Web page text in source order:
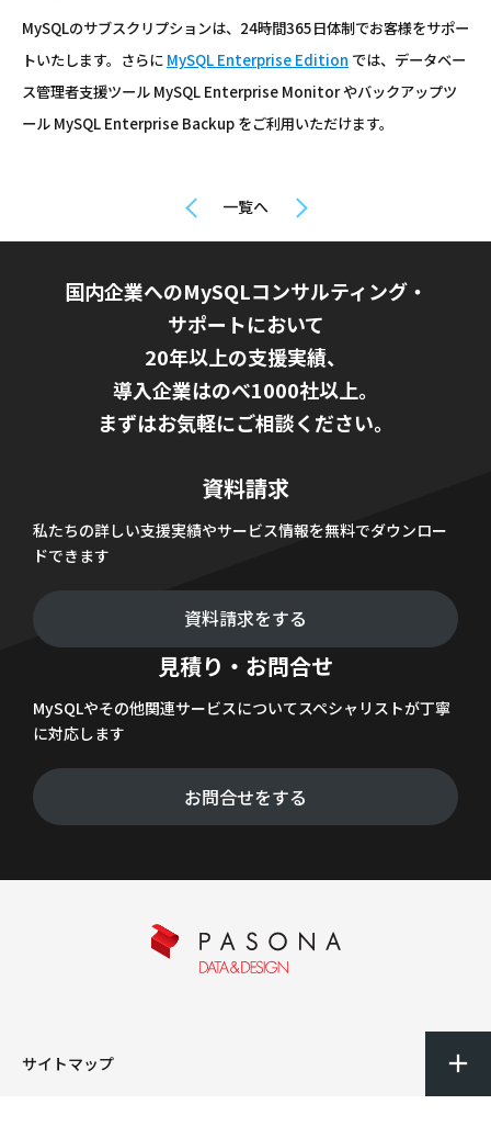
MySQLのサブスクリプションは、24時間365日体制でお客様をサポー
トいたします。さらに MySQL Enterprise Edition では、データベー
ス管理者支援ツール MySQL Enterprise Monitor やバックアップツ
ール MySQL Enterprise Backup をご利用いただけます。
一覧へ
国内企業へのMySQLコンサルティング・
サポートにおいて
20年以上の支援実績、
導入企業はのべ1000社以上。
まずはお気軽にご相談ください。
資料請求
私たちの詳しい支援実績やサービス情報を無料でダウンロー
ドできます
資料請求をする
見積り・お問合せ
MySQLやその他関連サービスについてスペシャリストが丁寧
に対応します
お問合せをする
サイトマップ